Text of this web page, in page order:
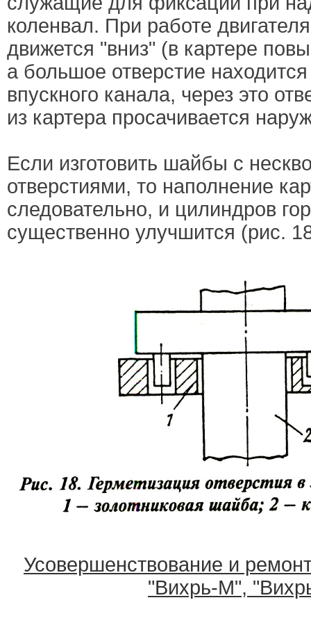
коленвал. При работе
движется "вниз" (в картере
а большое отверстие
впускного канала, через это
из картера просачивается
Если изготовить шайбы с
отверстиями, то наполнение
следовательно, и цилиндров
существенно улучшится (рис.
Усовершенствование и
"Вихрь-М",